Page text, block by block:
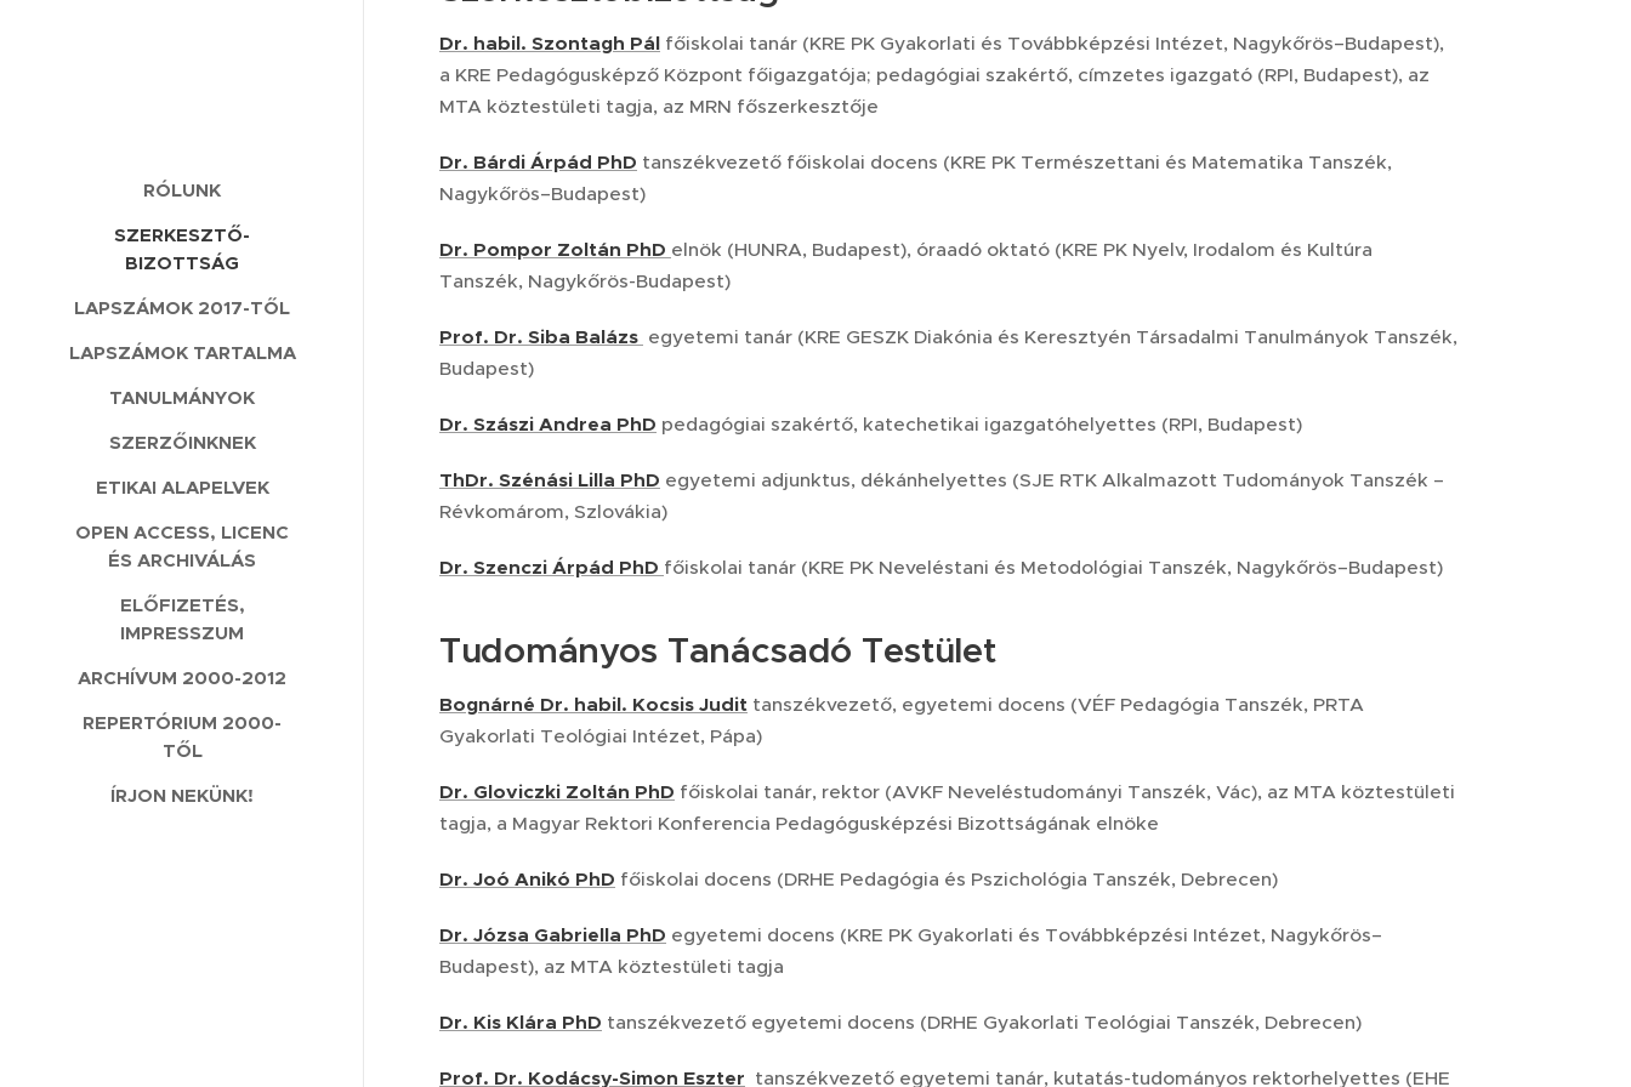
RÓLUNK
SZERKESZTŐ-
BIZOTTSÁG
LAPSZÁMOK 2017-TŐL
LAPSZÁMOK TARTALMA
TANULMÁNYOK
SZERZŐINKNEK
ETIKAI ALAPELVEK
OPEN ACCESS, LICENC
ÉS ARCHIVÁLÁS
ELŐFIZETÉS,
IMPRESSZUM
ARCHÍVUM 2000-2012
REPERTÓRIUM 2000-
TŐL
ÍRJON NEKÜNK!
Dr. habil. Szontagh Pál főiskolai tanár (KRE PK Gyakorlati és Továbbképzési Intézet, Nagykőrös–Budapest),
a KRE Pedagógusképző Központ főigazgatója; pedagógiai szakértő, címzetes igazgató (RPI, Budapest), az
MTA köztestületi tagja, az MRN főszerkesztője
Dr. Bárdi Árpád PhD tanszékvezető főiskolai docens (KRE PK Természettani és Matematika Tanszék,
Nagykőrös–Budapest)
Dr. Pompor Zoltán PhD elnök (HUNRA, Budapest), óraadó oktató (KRE PK Nyelv, Irodalom és Kultúra
Tanszék, Nagykőrös-Budapest)
Prof. Dr. Siba Balázs egyetemi tanár (KRE GESZK Diakónia és Keresztyén Társadalmi Tanulmányok Tanszék,
Budapest)
Dr. Szászi Andrea PhD pedagógiai szakértő, katechetikai igazgatóhelyettes (RPI, Budapest)
ThDr. Szénási Lilla PhD egyetemi adjunktus, dékánhelyettes (SJE RTK Alkalmazott Tudományok Tanszék –
Révkomárom, Szlovákia)
Dr. Szenczi Árpád PhD főiskolai tanár (KRE PK Neveléstani és Metodológiai Tanszék, Nagykőrös–Budapest)
Tudományos Tanácsadó Testület
Bognárné Dr. habil. Kocsis Judit tanszékvezető, egyetemi docens (VÉF Pedagógia Tanszék, PRTA
Gyakorlati Teológiai Intézet, Pápa)
Dr. Gloviczki Zoltán PhD főiskolai tanár, rektor (AVKF Neveléstudományi Tanszék, Vác), az MTA köztestületi
tagja, a Magyar Rektori Konferencia Pedagógusképzési Bizottságának elnöke
Dr. Joó Anikó PhD főiskolai docens (DRHE Pedagógia és Pszichológia Tanszék, Debrecen)
Dr. Józsa Gabriella PhD egyetemi docens (KRE PK Gyakorlati és Továbbképzési Intézet, Nagykőrös–
Budapest), az MTA köztestületi tagja
Dr. Kis Klára PhD tanszékvezető egyetemi docens (DRHE Gyakorlati Teológiai Tanszék, Debrecen)
Prof. Dr. Kodácsy-Simon Eszter tanszékvezető egyetemi tanár, kutatás-tudományos rektorhelyettes (EHE